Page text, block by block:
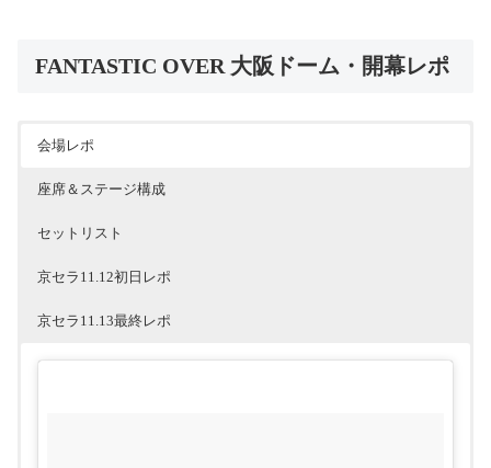
FANTASTIC OVER 大阪ドーム・開幕レポ
会場レポ
座席＆ステージ構成
セットリスト
京セラ11.12初日レポ
京セラ11.13最終レポ